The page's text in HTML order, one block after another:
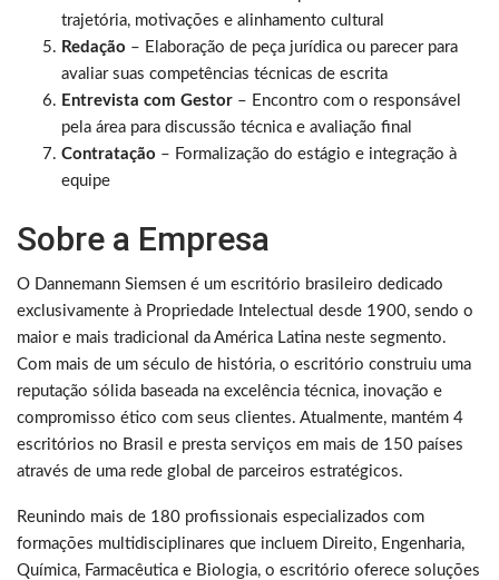
trajetória, motivações e alinhamento cultural
Redação – Elaboração de peça jurídica ou parecer para
avaliar suas competências técnicas de escrita
Entrevista com Gestor – Encontro com o responsável
pela área para discussão técnica e avaliação final
Contratação – Formalização do estágio e integração à
equipe
Sobre a Empresa
O Dannemann Siemsen é um escritório brasileiro dedicado
exclusivamente à Propriedade Intelectual desde 1900, sendo o
maior e mais tradicional da América Latina neste segmento.
Com mais de um século de história, o escritório construiu uma
reputação sólida baseada na excelência técnica, inovação e
compromisso ético com seus clientes. Atualmente, mantém 4
escritórios no Brasil e presta serviços em mais de 150 países
através de uma rede global de parceiros estratégicos.
Reunindo mais de 180 profissionais especializados com
formações multidisciplinares que incluem Direito, Engenharia,
Química, Farmacêutica e Biologia, o escritório oferece soluções